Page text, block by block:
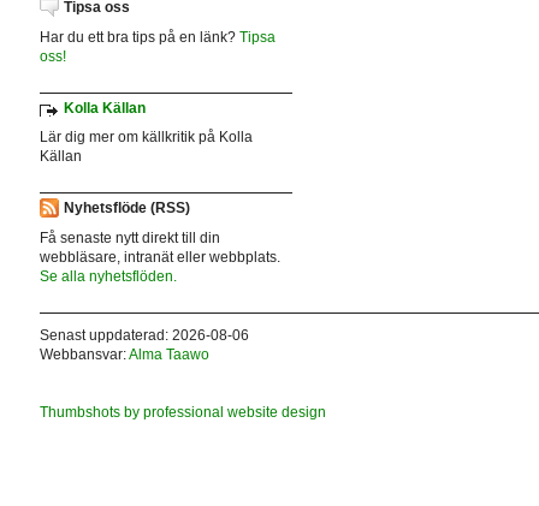
Tipsa oss
Har du ett bra tips på en länk? Tipsa
oss!
Kolla Källan
Lär dig mer om källkritik på Kolla
Källan
Nyhetsflöde (RSS)
Få senaste nytt direkt till din
webbläsare, intranät eller webbplats.
Se alla nyhetsflöden.
Senast uppdaterad: 2026-08-06
Webbansvar:Alma Taawo
Thumbshots by professional website design